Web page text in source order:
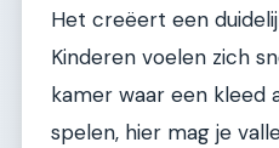
Het creëert een
Kinderen voelen zich
kamer waar een kleed
spelen, hier mag je